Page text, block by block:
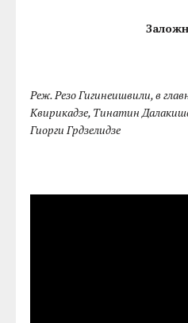
Реж. Резо Гигинеишвили, в
Квирикадзе, Тинатин
Гиорги Грдзелидзе